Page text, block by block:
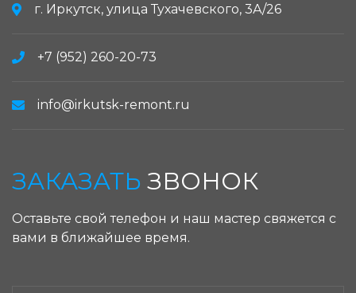
г. Иркутск, улица Тухачевского, 3А/26
+7 (952) 260-20-73
info@irkutsk-remont.ru
ЗАКАЗАТЬ ЗВОНОК
Оставьте свой телефон и наш мастер свяжется с
вами в ближайшее время.